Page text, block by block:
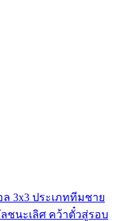
3x3 ประเภททีมชาย
ชนะเลิศ คว้าตั๋วสู่รอบ